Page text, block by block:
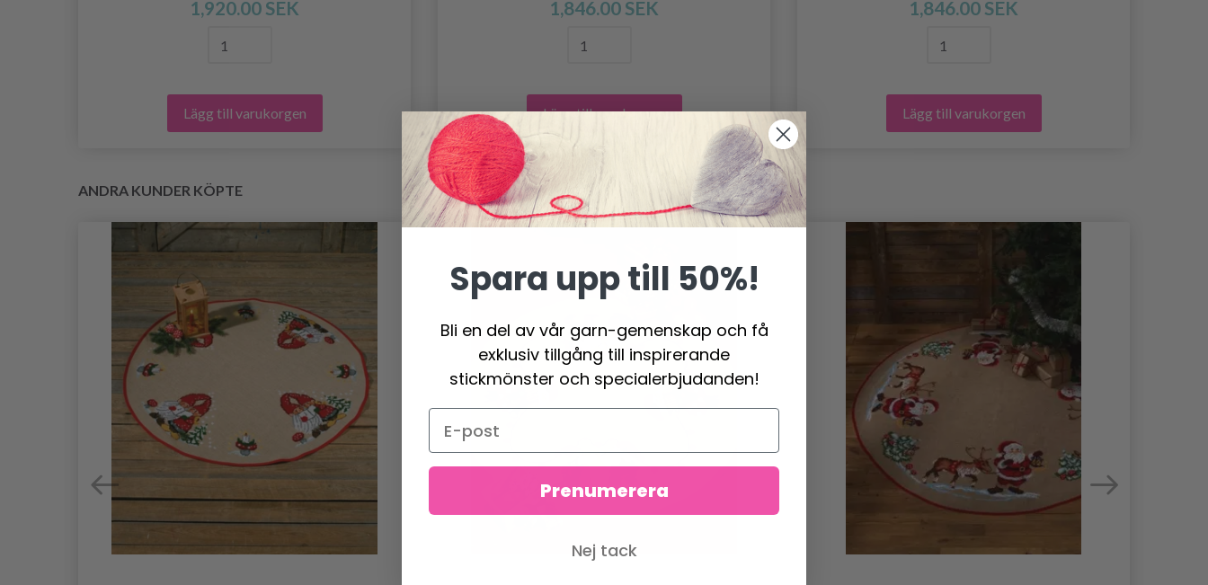
1,920.00 SEK
Lägg till varukorgen
1,846.00 SEK
Lägg till varukorgen
1,846.00 SEK
Lägg till varukorgen
ANDRA KUNDER KÖPTE
Spara upp till 50%!
Bli en del av vår garn-gemenskap och få
exklusiv tillgång till inspirerande
stickmönster och specialerbjudanden!
Prenumerera
Nej tack